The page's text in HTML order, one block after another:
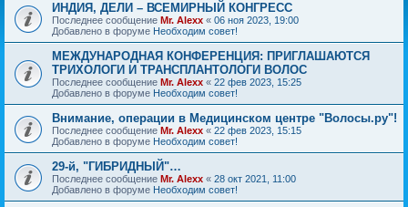
ИНДИЯ, ДЕЛИ – ВСЕМИРНЫЙ КОНГРЕСС
Последнее сообщение Mr. Alexx « 06 ноя 2023, 19:00
Добавлено в форуме Необходим совет!
МЕЖДУНАРОДНАЯ КОНФЕРЕНЦИЯ: ПРИГЛАШАЮТСЯ
ТРИХОЛОГИ И ТРАНСПЛАНТОЛОГИ ВОЛОС
Последнее сообщение Mr. Alexx « 22 фев 2023, 15:25
Добавлено в форуме Необходим совет!
Внимание, операции в Медицинском центре "Волосы.ру"!
Последнее сообщение Mr. Alexx « 22 фев 2023, 15:15
Добавлено в форуме Необходим совет!
29-й, "ГИБРИДНЫЙ"…
Последнее сообщение Mr. Alexx « 28 окт 2021, 11:00
Добавлено в форуме Необходим совет!